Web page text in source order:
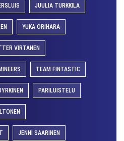
JUULIA TURKKILA
YUKA ORIHARA
VIRTANEN
TEAM FINTASTIC
PARILUISTELU
JENNI SAARINEN